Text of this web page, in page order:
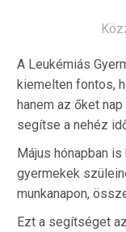
A Leukémiás
kiemelten fontos,
hanem az őket
segítse a nehéz
Május hónapban
gyermekek
munkanapon,
Ezt a segítséget